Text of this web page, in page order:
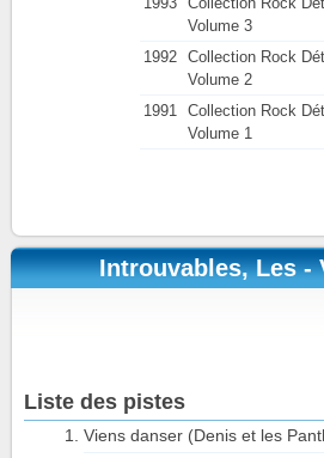
Volume 3
1992 Collection Rock
Volume 2
1991 Collection Rock
Volume 1
Introuvables, Les -
Liste des pistes
Viens danser (Denis et les